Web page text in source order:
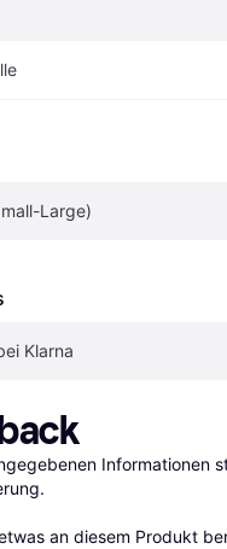
Large)
Klarna
Informationen
an diesem Produkt